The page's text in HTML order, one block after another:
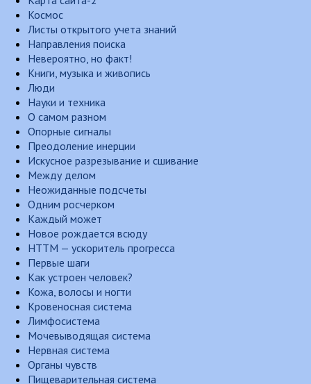
Космос
Листы открытого учета знаний
Направления поиска
Невероятно, но факт!
Книги, музыка и живопись
Люди
Науки и техника
О самом разном
Опорные сигналы
Преодоление инерции
Искусное разрезывание и сшивание
Между делом
Неожиданные подсчеты
Одним росчерком
Каждый может
Новое рождается всюду
НТТМ — ускоритель прогресса
Первые шаги
Как устроен человек?
Кожа, волосы и ногти
Кровеносная система
Лимфосистема
Мочевыводящая система
Нервная система
Органы чувств
Пищеварительная система